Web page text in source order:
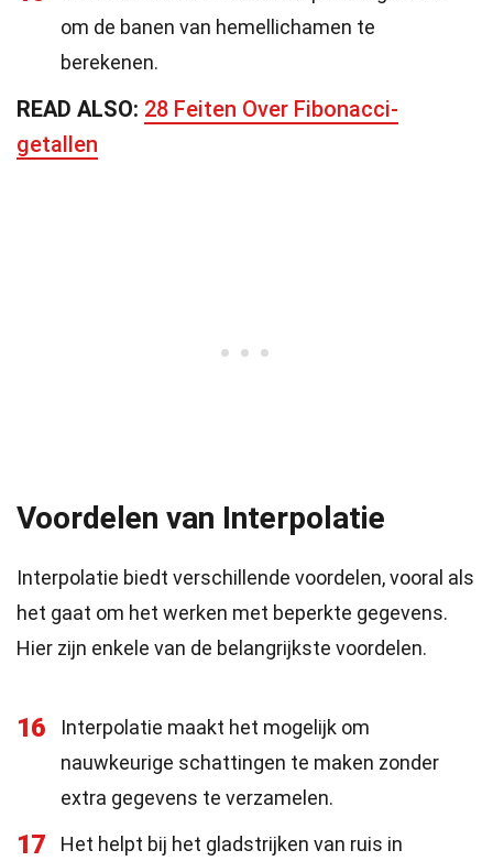
om de banen van hemellichamen te
berekenen.
READ ALSO: 28 Feiten Over Fibonacci-
getallen
Voordelen van Interpolatie
Interpolatie biedt verschillende voordelen, vooral als
het gaat om het werken met beperkte gegevens.
Hier zijn enkele van de belangrijkste voordelen.
16
Interpolatie maakt het mogelijk om
nauwkeurige schattingen te maken zonder
extra gegevens te verzamelen.
17
Het helpt bij het gladstrijken van ruis in